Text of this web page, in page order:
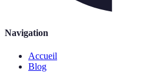
Navigation
Accueil
Blog